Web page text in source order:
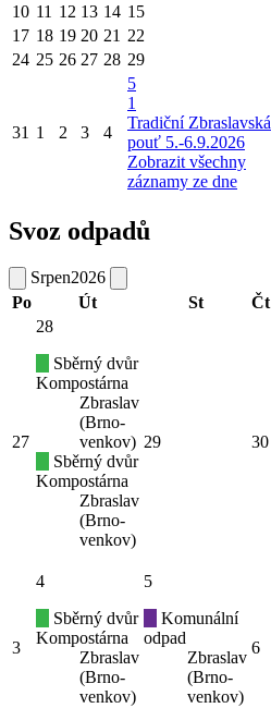
10 11 12 13 14 15
17 18 19 20 21 22
24 25 26 27 28 29
31 1 2 3 4
5
1
Tradiční Zbraslavská
pouť 5.-6.9.2026
Zobrazit všechny
záznamy ze dne
Svoz odpadů
Srpen2026
Po
Út St Čt
27
28
Sběrný dvůr
Kompostárna
Zbraslav
(Brno-
venkov)
Sběrný dvůr
Kompostárna
Zbraslav
(Brno-
venkov)
29 30
3
4
Sběrný dvůr
Kompostárna
Zbraslav
(Brno-
venkov)
5
Komunální
odpad
Zbraslav
(Brno-
venkov)
6